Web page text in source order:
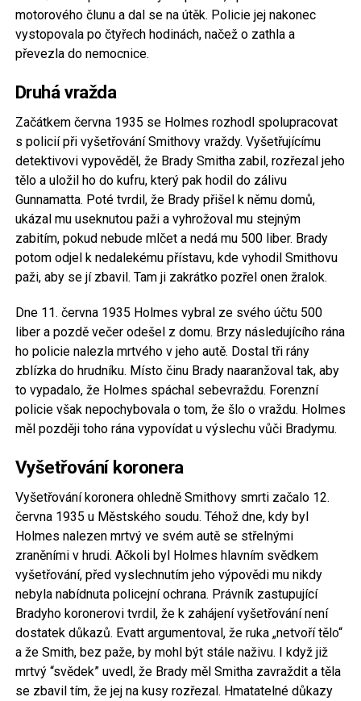
motorového člunu a dal se na útěk. Policie jej nakonec
vystopovala po čtyřech hodinách, načež o zathla a
převezla do nemocnice.
Druhá vražda
Začátkem června 1935 se Holmes rozhodl spolupracovat
s policií při vyšetřování Smithovy vraždy. Vyšetřujícímu
detektivovi vypověděl, že Brady Smitha zabil, rozřezal jeho
tělo a uložil ho do kufru, který pak hodil do zálivu
Gunnamatta. Poté tvrdil, že Brady přišel k němu domů,
ukázal mu useknutou paži a vyhrožoval mu stejným
zabitím, pokud nebude mlčet a nedá mu 500 liber. Brady
potom odjel k nedalekému přístavu, kde vyhodil Smithovu
paži, aby se jí zbavil. Tam ji zakrátko pozřel onen žralok.
Dne 11. června 1935 Holmes vybral ze svého účtu 500
liber a pozdě večer odešel z domu. Brzy následujícího rána
ho policie nalezla mrtvého v jeho autě. Dostal tři rány
zblízka do hrudníku. Místo činu Brady naaranžoval tak, aby
to vypadalo, že Holmes spáchal sebevraždu. Forenzní
policie však nepochybovala o tom, že šlo o vraždu. Holmes
měl později toho rána vypovídat u výslechu vůči Bradymu.
Vyšetřování koronera
Vyšetřování koronera ohledně Smithovy smrti začalo 12.
června 1935 u Městského soudu. Téhož dne, kdy byl
Holmes nalezen mrtvý ve svém autě se střelnými
zraněními v hrudi. Ačkoli byl Holmes hlavním svědkem
vyšetřování, před vyslechnutím jeho výpovědi mu nikdy
nebyla nabídnuta policejní ochrana. Právník zastupující
Bradyho koronerovi tvrdil, že k zahájení vyšetřování není
dostatek důkazů. Evatt argumentoval, že ruka „netvoří tělo“
a že Smith, bez paže, by mohl být stále naživu. I když již
mrtvý “svědek” uvedl, že Brady měl Smitha zavraždit a těla
se zbavil tím, že jej na kusy rozřezal. Hmatatelné důkazy